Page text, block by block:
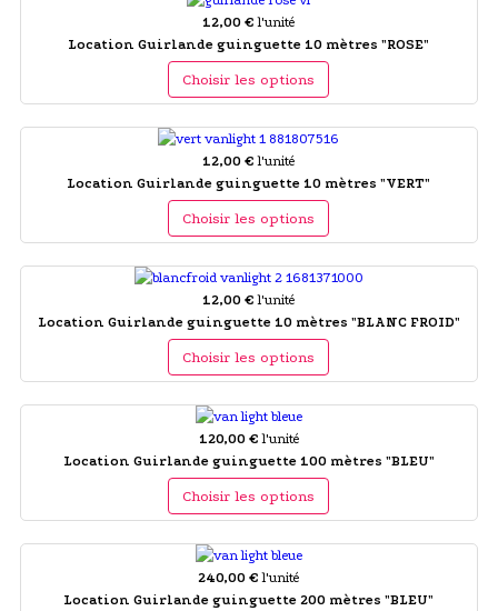
12,00 € l'unité
Location Guirlande guinguette 10 mètres "ROSE"
Choisir les options
12,00 € l'unité
Location Guirlande guinguette 10 mètres "VERT"
Choisir les options
12,00 € l'unité
Location Guirlande guinguette 10 mètres "BLANC FROID"
Choisir les options
120,00 € l'unité
Location Guirlande guinguette 100 mètres "BLEU"
Choisir les options
240,00 € l'unité
Location Guirlande guinguette 200 mètres "BLEU"